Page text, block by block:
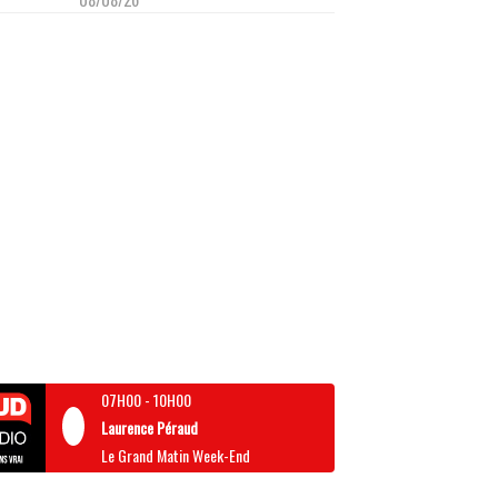
07H00-10H00
Laurence Péraud
Le Grand Matin Week-End